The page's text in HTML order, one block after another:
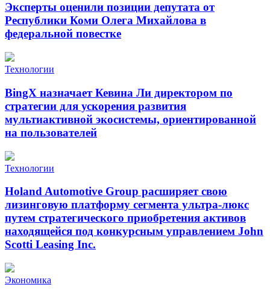
Эксперты оценили позиции депутата от
Республики Коми Олега Михайлова в
федеральной повестке
Технологии
BingX назначает Кевина Ли директором по
стратегии для ускорения развития
мультиактивной экосистемы, ориентированной
на пользователей
Технологии
Holand Automotive Group расширяет свою
лизинговую платформу сегмента ультра-люкс
путем стратегического приобретения активов
находящейся под конкурсным управлением John
Scotti Leasing Inc.
Экономика